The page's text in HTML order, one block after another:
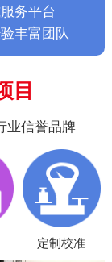
务平台
丰富团队
目
业信誉品牌
定制校准